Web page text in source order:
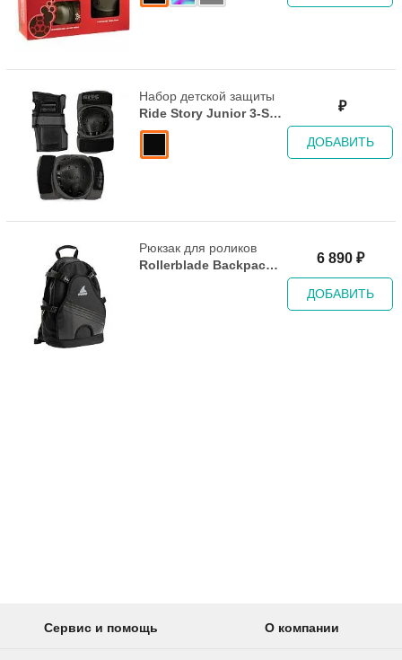
Набор детской защиты
Ride Story Junior 3-Set
Black/Grey
₽
ДОБАВИТЬ
Рюкзак для роликов
Rollerblade Backpack
6 890₽
ДОБАВИТЬ
Сервис и помощь О компании